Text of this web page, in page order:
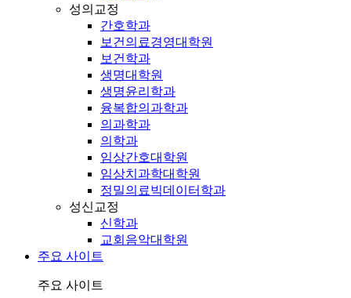
성의교정
간호학과
보건의료경영대학원
보건학과
생명대학원
생명윤리학과
융복합의과학과
의과학과
의학과
임상간호대학원
임상치과학대학원
정밀의료빅데이터학과
성신교정
신학과
교회음악대학원
주요 사이트
주요 사이트